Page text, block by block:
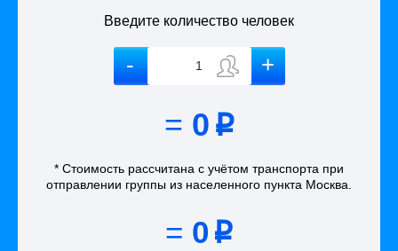
Введите количество человек
= 0 p
* Стоимость рассчитана с учётом транспорта при
отправлении группы из населенного пункта Москва
= 0 p